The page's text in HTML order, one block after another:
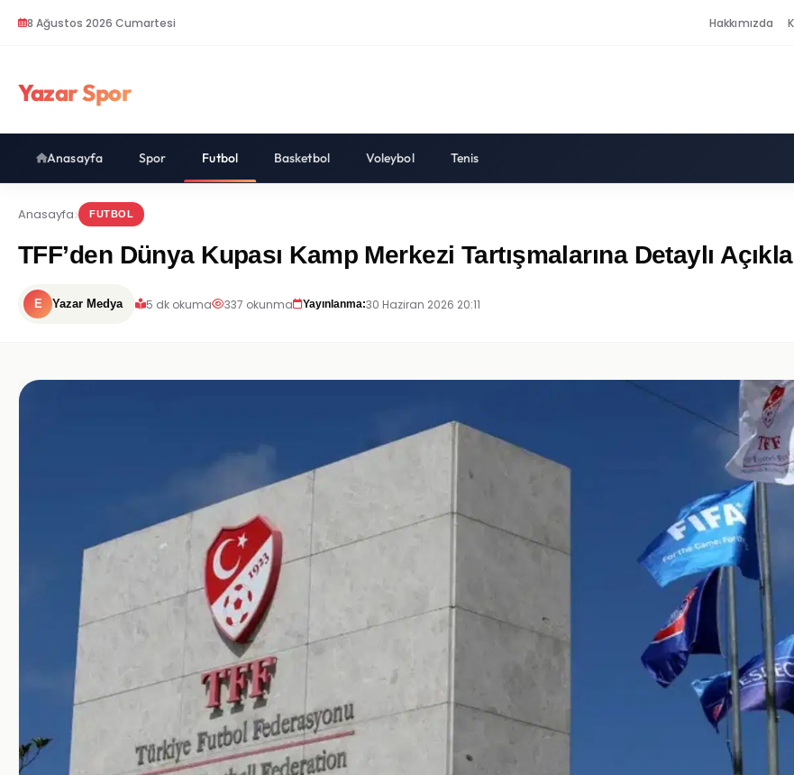
8 Ağustos 2026 Cumartesi Hakkımızda
Yazar Spor
Anasayfa Spor Futbol Basketbol Voleybol Tenis
Anasayfa FUTBOL
TFF’den Dünya Kupası Kamp Merkezi Tartışmalarına Detaylı
E Yazar Medya 5 dk okuma 337 okunma Yayınlanma:30 Haziran 2026 20:11